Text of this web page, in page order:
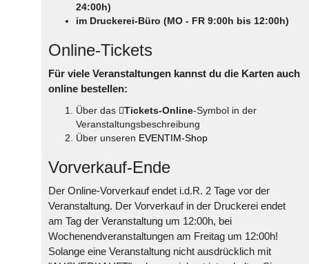
24:00h)
im Druckerei-Büro (MO - FR 9:00h bis 12:00h)
Online-Tickets
Für viele Veranstaltungen kannst du die Karten auch
online bestellen:
Über das Tickets-Online-Symbol in der
Veranstaltungsbeschreibung
Über unseren EVENTIM-Shop
Vorverkauf-Ende
Der Online-Vorverkauf endet i.d.R. 2 Tage vor der
Veranstaltung. Der Vorverkauf in der Druckerei endet
am Tag der Veranstaltung um 12:00h, bei
Wochenendveranstaltungen am Freitag um 12:00h!
Solange eine Veranstaltung nicht ausdrücklich mit